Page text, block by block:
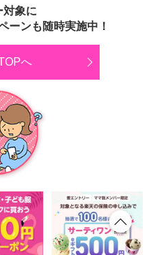
対象に
ーンも随時実施中！
へ